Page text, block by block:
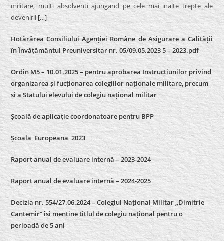
militare, multi absolventi ajungand pe cele mai inalte trepte ale
devenirii[…]
Hotărârea Consiliului Agenției Române de Asigurare a Calității
în Învățământul Preuniversitar nr. 05/09.05.2023 5 – 2023.pdf
Ordin M5 – 10.01.2025 – pentru aprobarea Instrucțiunilor privind
organizarea și fucționarea colegiilor naționale militare, precum
și a Statului elevului de colegiu național militar
Școală de aplicație coordonatoare pentru BPP
Școala_Europeana_2023
Raport anual de evaluare internă – 2023-2024
Raport anual de evaluare internă –2024-2025
Decizia nr. 554/27.06.2024 – Colegiul Național Militar „Dimitrie
Cantemir” își menține titlul de colegiu național pentru o
perioadă de 5 ani